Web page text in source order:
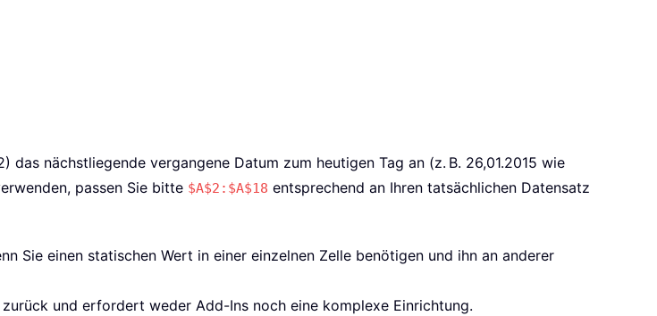
das nächstliegende vergangene Datum zum heutigen Tag an (z. B. 26,01.2015 wie
passen Sie bitte $A$2:$A$18 entsprechend an Ihren tatsächlichen Datensatz
Sie einen statischen Wert in einer einzelnen Zelle benötigen und ihn an anderer
und erfordert weder Add-Ins noch eine komplexe Einrichtung.